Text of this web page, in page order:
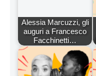
Alessia Marcuzzi, gli
auguri a Francesco
Facchinetti…